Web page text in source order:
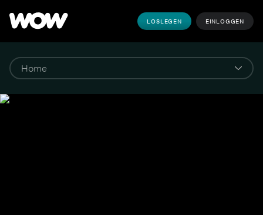
LOSLEGEN EINLOGGEN